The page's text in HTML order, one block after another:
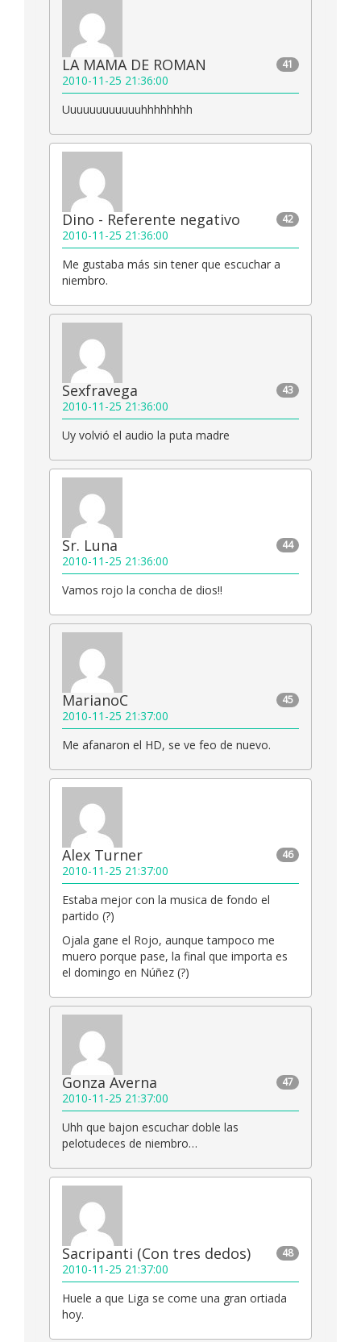
41
LA MAMA DE ROMAN
2010-11-25 21:36:00
Uuuuuuuuuuuuhhhhhhhh
42
Dino - Referente negativo
2010-11-25 21:36:00
Me gustaba más sin tener que escuchar a
niembro.
43
Sexfravega
2010-11-25 21:36:00
Uy volvió el audio la puta madre
44
Sr. Luna
2010-11-25 21:36:00
Vamos rojo la concha de dios!!
45
MarianoC
2010-11-25 21:37:00
Me afanaron el HD, se ve feo de nuevo.
46
Alex Turner
2010-11-25 21:37:00
Estaba mejor con la musica de fondo el
partido (?)
Ojala gane el Rojo, aunque tampoco me
muero porque pase, la final que importa es
el domingo en Núñez (?)
47
Gonza Averna
2010-11-25 21:37:00
Uhh que bajon escuchar doble las
pelotudeces de niembro…
48
Sacripanti (Con tres dedos)
2010-11-25 21:37:00
Huele a que Liga se come una gran ortiada
hoy.